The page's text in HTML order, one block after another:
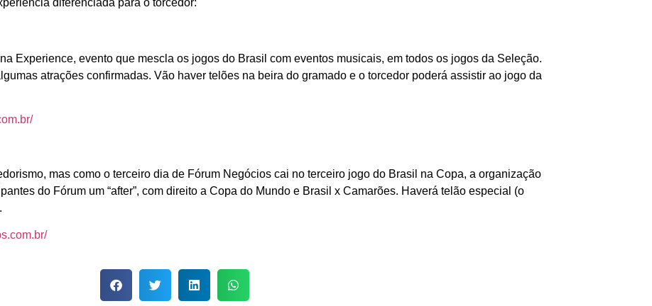
diferenciada para o torcedor:
Experience, evento que mescla os jogos do Brasil com eventos musicais, em todos os jogos da Seleção.
atrações confirmadas. Vão haver telões na beira do gramado e o torcedor poderá assistir ao jogo da
mas como o terceiro dia de Fórum Negócios cai no terceiro jogo do Brasil na Copa, a organização
do Fórum um “after”, com direito a Copa do Mundo e Brasil x Camarões. Haverá telão especial (o